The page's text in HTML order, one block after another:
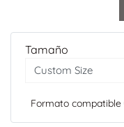
Tamaño
Formato compatible